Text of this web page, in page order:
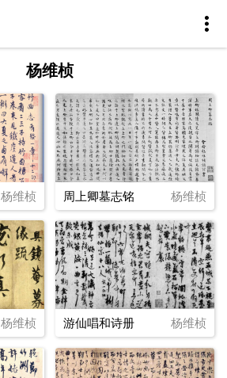
杨维桢
杨维桢 周上卿墓志铭 杨维桢
杨维桢 游仙唱和诗册 杨维桢